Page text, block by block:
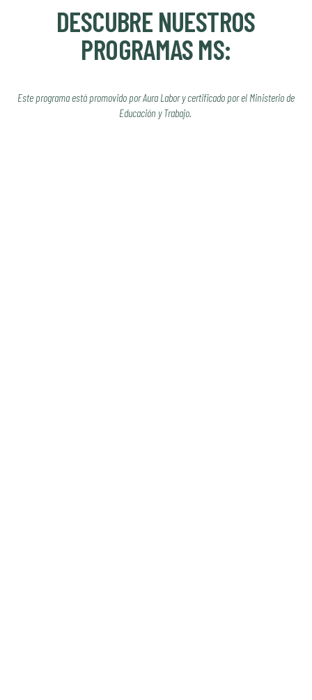
DESCUBRE NUESTROS
PROGRAMAS MS:
Este programa está promovido por Aura Labor y certificado por el Ministerio de
Educación y Trabajo.